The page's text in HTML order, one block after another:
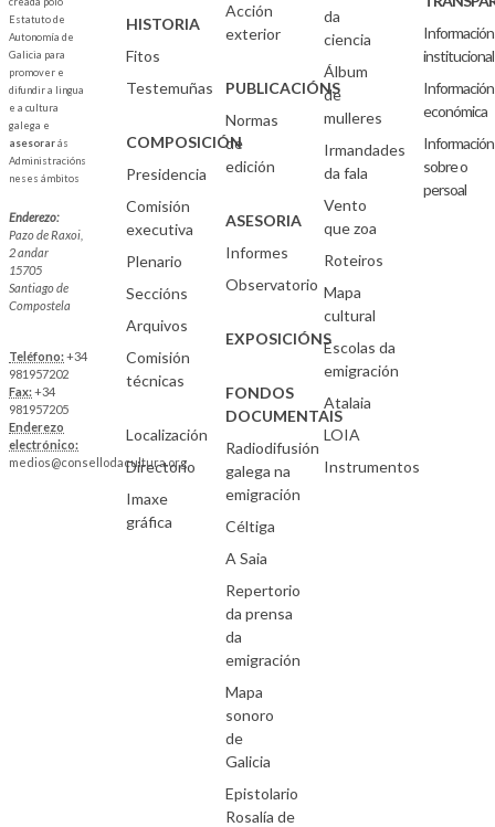
Estatuto de
Autonomía de
Galicia para
promover e
difundir a lingua
e a cultura
galega e
asesorarás
Administracións
neses ámbitos
Enderezo:
Pazo de Raxoi,
2 andar
15705
Santiago de
Compostela
Teléfono:+34
981957202
Fax:+34
981957205
Enderezo
electrónico:
medios@consellodacultura.org
HISTORIA
Fitos
Testemuñas
COMPOSICIÓN
Presidencia
Comisión
executiva
Plenario
Seccións
Arquivos
Comisión
técnicas
Localización
Directorio
Imaxe
gráfica
Acción
exterior
PUBLICACIÓNS
Normas
de
edición
ASESORIA
Informes
Observatorio
EXPOSICIÓNS
FONDOS
DOCUMENTAIS
Radiodifusión
galega na
emigración
Céltiga
A Saia
Repertorio
da prensa
da
emigración
Mapa
sonoro
de
Galicia
Epistolario
Rosalía de
da
ciencia
Álbum
de
mulleres
Irmandades
da fala
Vento
que zoa
Roteiros
Mapa
cultural
Escolas da
emigración
Atalaia
LOIA
Instrumentos
Información
institucional
Información
económica
Información
sobre o
persoal